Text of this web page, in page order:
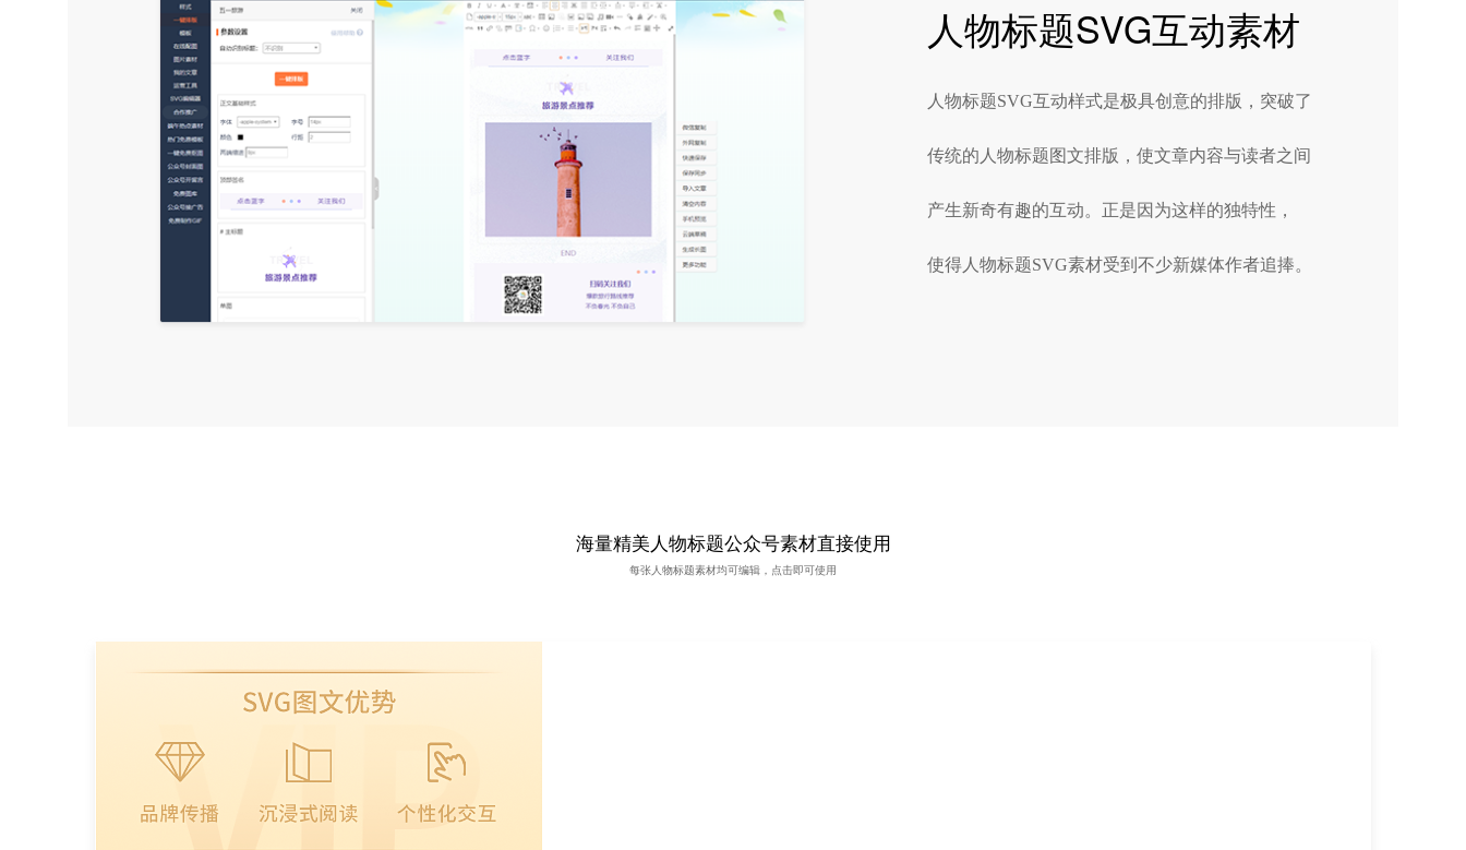
人物标题SVG互动素材
人物标题SVG互动样式是极具创意的排版，突破了
传统的人物标题图文排版，使文章内容与读者之间
产生新奇有趣的互动。正是因为这样的独特性，
使得人物标题SVG素材受到不少新媒体作者追捧。
海量精美人物标题公众号素材直接使用
每张人物标题素材均可编辑，点击即可使用